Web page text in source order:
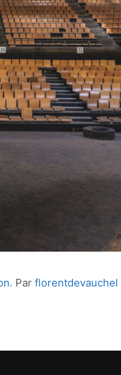
Par florentdevauchel